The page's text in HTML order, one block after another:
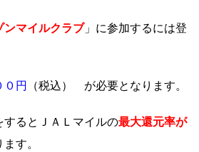
ンマイルクラブ」に参加するには登
０円 （税込） が必要となります。
するとＪＡＬマイルの最大還元率が
す。